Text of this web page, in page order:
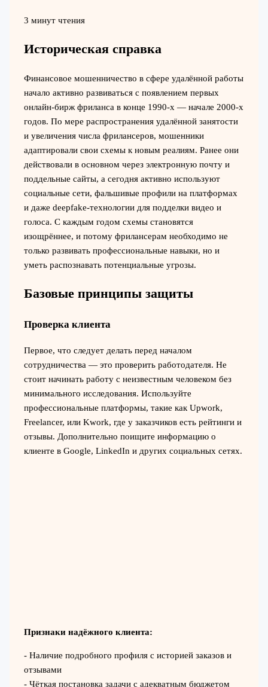
3 минут чтения
Историческая справка
Финансовое мошенничество в сфере удалённой работы
начало активно развиваться с появлением первых
онлайн-бирж фриланса в конце 1990-х — начале 2000-х
годов. По мере распространения удалённой занятости
и увеличения числа фрилансеров, мошенники
адаптировали свои схемы к новым реалиям. Ранее они
действовали в основном через электронную почту и
поддельные сайты, а сегодня активно используют
социальные сети, фальшивые профили на платформах
и даже deepfake-технологии для подделки видео и
голоса. С каждым годом схемы становятся
изощрённее, и потому фрилансерам необходимо не
только развивать профессиональные навыки, но и
уметь распознавать потенциальные угрозы.
Базовые принципы защиты
Проверка клиента
Первое, что следует делать перед началом
сотрудничества — это проверить работодателя. Не
стоит начинать работу с неизвестным человеком без
минимального исследования. Используйте
профессиональные платформы, такие как Upwork,
Freelancer, или Kwork, где у заказчиков есть рейтинги и
отзывы. Дополнительно поищите информацию о
клиенте в Google, LinkedIn и других социальных сетях.
Признаки надёжного клиента:
- Наличие подробного профиля с историей заказов и
отзывами
- Чёткая постановка задачи с адекватным бюджетом